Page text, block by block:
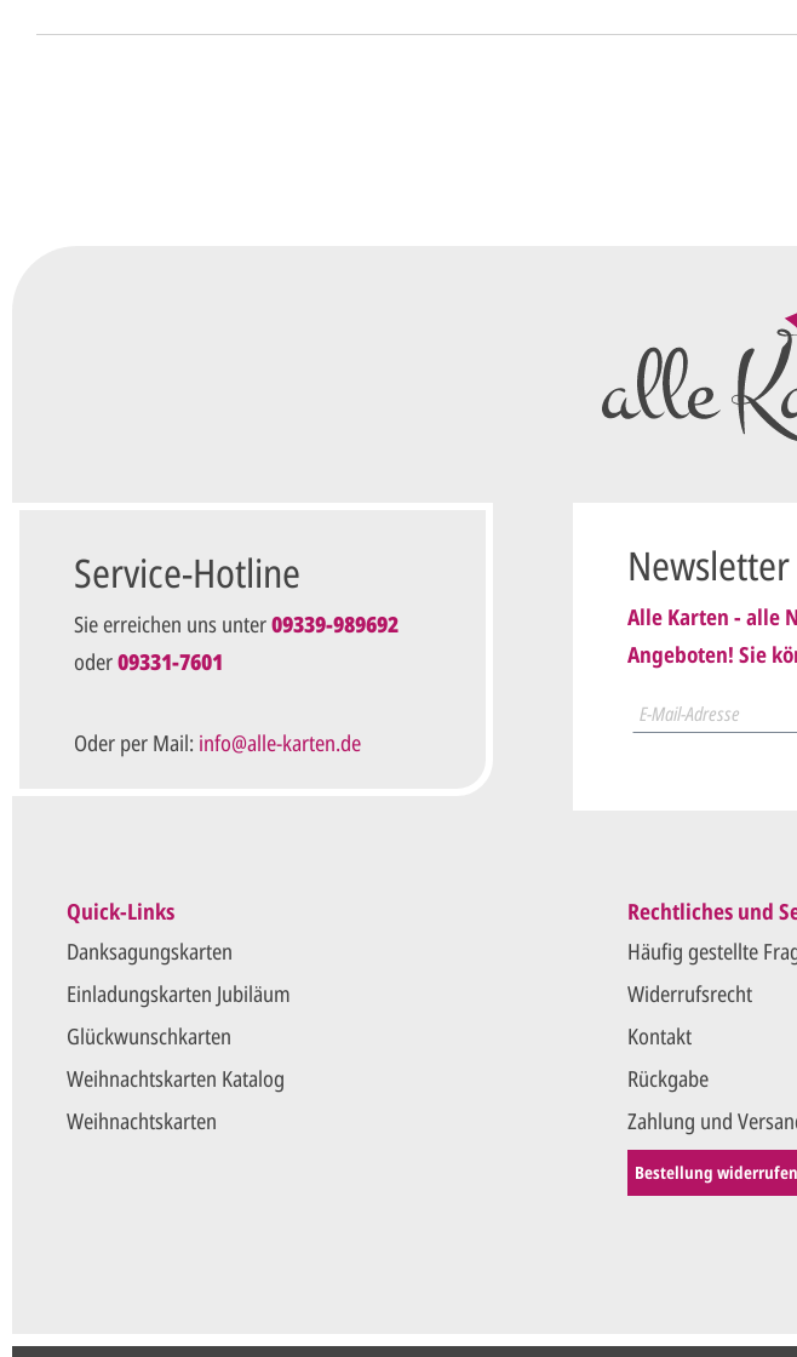
Die mit einem Stern (*) markierten Felder sind Pflichtfelder.
Service-Hotline
Sie erreichen uns unter09339-989692
oder09331-7601
Oder per Mail: info@alle-karten.de
Rechtliches und
Häufig gestellte
Widerrufsrecht
Kontakt
Rückgabe
Zahlung und
Bestellung widerrufen
Quick-Links
Danksagungskarten
Einladungskarten Jubiläum
Glückwunschkarten
Weihnachtskarten Katalog
Weihnachtskarten
Alle Karten - alle
Angeboten! Sie